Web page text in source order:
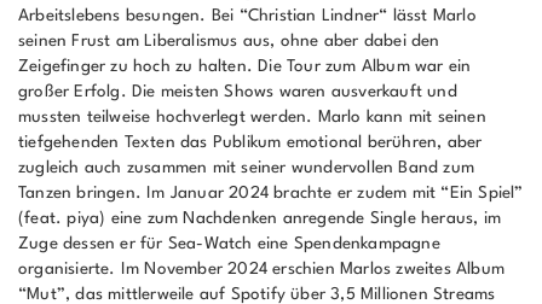
Arbeitslebens besungen. Bei “Christian Lindner“ lässt Marlo
seinen Frust am Liberalismus aus, ohne aber dabei den
Zeigefinger zu hoch zu halten. Die Tour zum Album war ein
großer Erfolg. Die meisten Shows waren ausverkauft und
mussten teilweise hochverlegt werden. Marlo kann mit seinen
tiefgehenden Texten das Publikum emotional berühren, aber
zugleich auch zusammen mit seiner wundervollen Band zum
Tanzen bringen. Im Januar 2024 brachte er zudem mit “Ein Spiel”
(feat. piya) eine zum Nachdenken anregende Single heraus, im
Zuge dessen er für Sea-Watch eine Spendenkampagne
organisierte. Im November 2024 erschien Marlos zweites Album
“Mut”, das mittlerweile auf Spotify über 3,5 Millionen Streams